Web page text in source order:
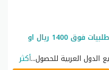
كود خصم شي ان 300 ريال على طلبيات فوق 1400 ريال او
العربية للحصول...أكثر